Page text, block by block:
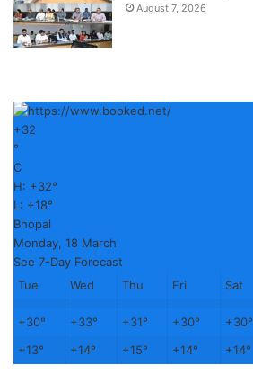
August 7, 2026
+32
°
C
H: +32°
L: +18°
Bhopal
Monday, 18 March
See 7-Day Forecast
Tue
Wed Thu Fri Sat
+30° +33° +31° +30° +30°
+13° +14° +15° +14° +14°